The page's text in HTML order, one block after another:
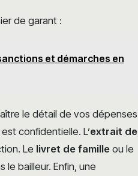
de garant :
et démarches en
le détail de vos dépenses
confidentielle. L’extrait de
Le livret de famille ou le
bailleur. Enfin, une